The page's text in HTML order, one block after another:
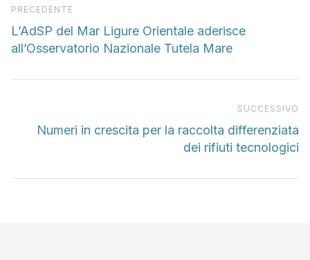
Articolo precedente
PRECEDENTE
L’AdSP del Mar Ligure Orientale aderisce
all’Osservatorio Nazionale Tutela Mare
SUCCESSIVO
Numeri in crescita per la raccolta differenziata
dei rifiuti tecnologici